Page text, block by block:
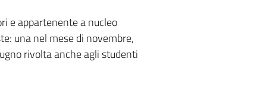
e appartenente a nucleo
una nel mese di novembre,
rivolta anche agli studenti